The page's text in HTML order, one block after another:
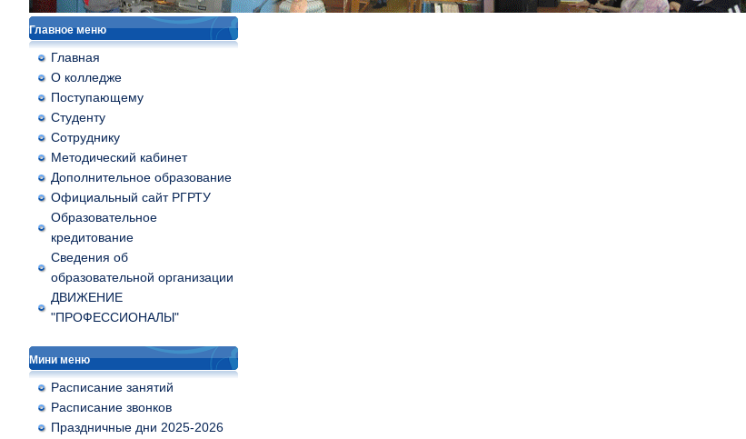
Главное меню
Главная
О колледже
Поступающему
Студенту
Сотруднику
Методический кабинет
Дополнительное образование
Официальный сайт РГРТУ
Образовательное
кредитование
Сведения об
образовательной организации
ДВИЖЕНИЕ
"ПРОФЕССИОНАЛЫ"
Мини меню
Расписание занятий
Расписание звонков
Праздничные дни 2025-2026